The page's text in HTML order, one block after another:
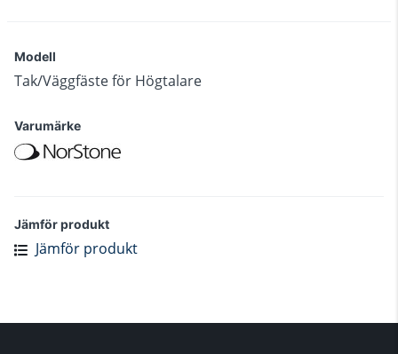
Modell
Tak/Väggfäste för Högtalare
Varumärke
Jämför produkt
Jämför produkt